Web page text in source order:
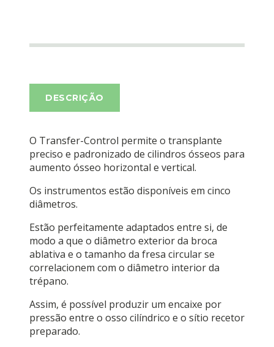
DESCRIÇÃO
O Transfer-Control permite o transplante
preciso e padronizado de cilindros ósseos para
aumento ósseo horizontal e vertical.
Os instrumentos estão disponíveis em cinco
diâmetros.
Estão perfeitamente adaptados entre si, de
modo a que o diâmetro exterior da broca
ablativa e o tamanho da fresa circular se
correlacionem com o diâmetro interior da
trépano.
Assim, é possível produzir um encaixe por
pressão entre o osso cilíndrico e o sítio recetor
preparado.